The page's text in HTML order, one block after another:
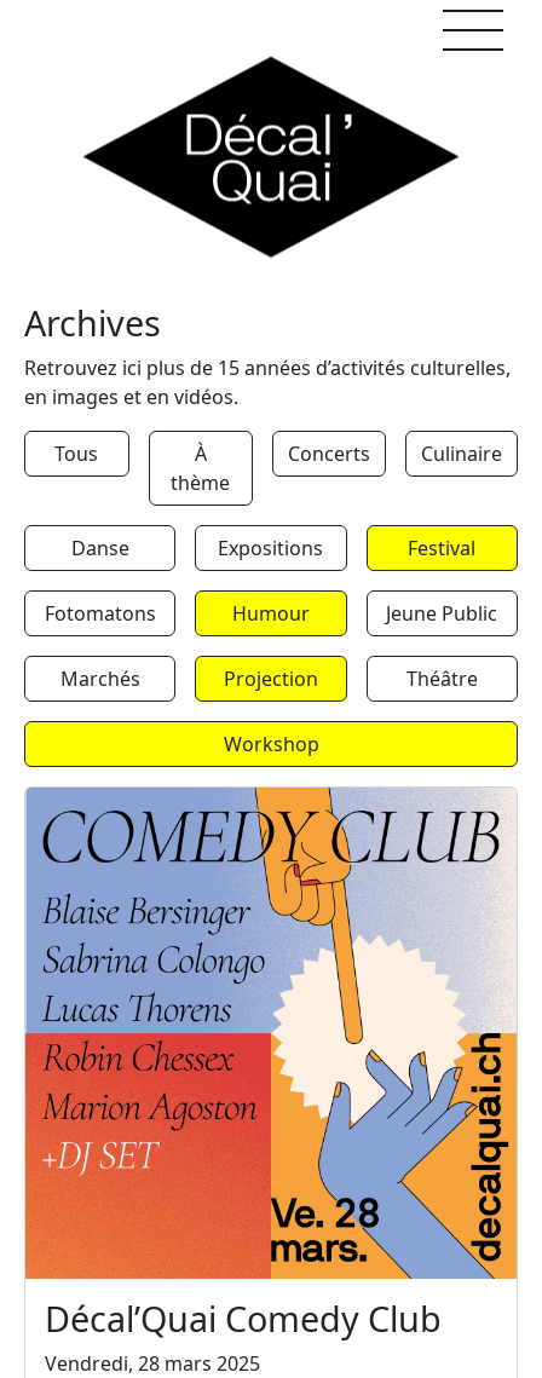
Archives
Retrouvez ici plus de 15 années d’activités culturelles,
en images et en vidéos.
Tous
À
thème
Concerts Culinaire
Danse Expositions Festival
Fotomatons Humour Jeune Public
Marchés Projection Théâtre
Workshop
Décal’Quai Comedy Club
Vendredi, 28 mars 2025